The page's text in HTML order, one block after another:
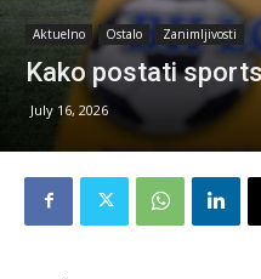
Aktuelno Ostalo Zanimljivosti
Kako postati
July 16, 2026